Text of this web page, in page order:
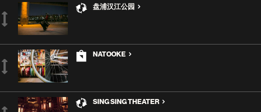
盘浦汉江公园
NATOOKE
SING SING THEATER